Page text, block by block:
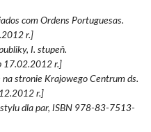
com Ordens Portuguesas.
r.]
I. stupeň.
17.02.2012 r.]
stronie Krajowego Centrum ds.
r.]
dla par, ISBN 978-83-7513-